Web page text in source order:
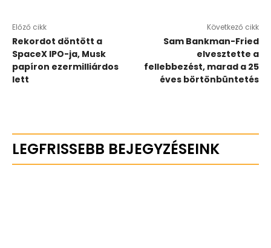
Előző cikk
Rekordot döntött a
SpaceX IPO-ja, Musk
papíron ezermilliárdos
lett
Következő cikk
Sam Bankman-Fried
elvesztette a
fellebbezést, marad a 25
éves börtönbüntetés
LEGFRISSEBB BEJEGYZÉSEINK